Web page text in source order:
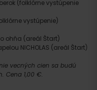
(folklórne vystúpenie
vystúpenie)
(areál Štart)
(areál Štart)
vecných cien sa budú
Cena 1,00 €.